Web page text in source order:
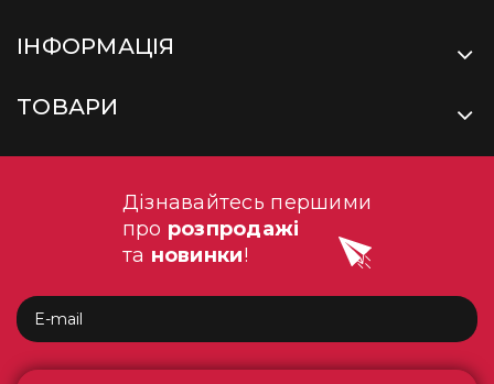
ІНФОРМАЦІЯ
ТОВАРИ
Дізнавайтесь першими
про розпродажі
та новинки!